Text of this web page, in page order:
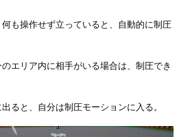
も操作せず立っていると、自動的に制圧
エリア内に相手がいる場合は、制圧でき
ると、自分は制圧モーションに入る。